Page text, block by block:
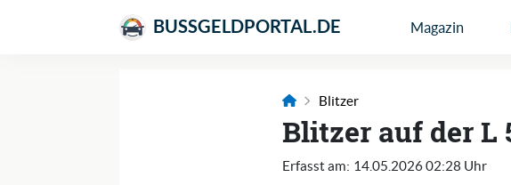
BUSSGELDPORTAL.DE Magazin
Blitzer
Blitzer auf der L
Erfasst am: 14.05.2026 02:28 Uhr